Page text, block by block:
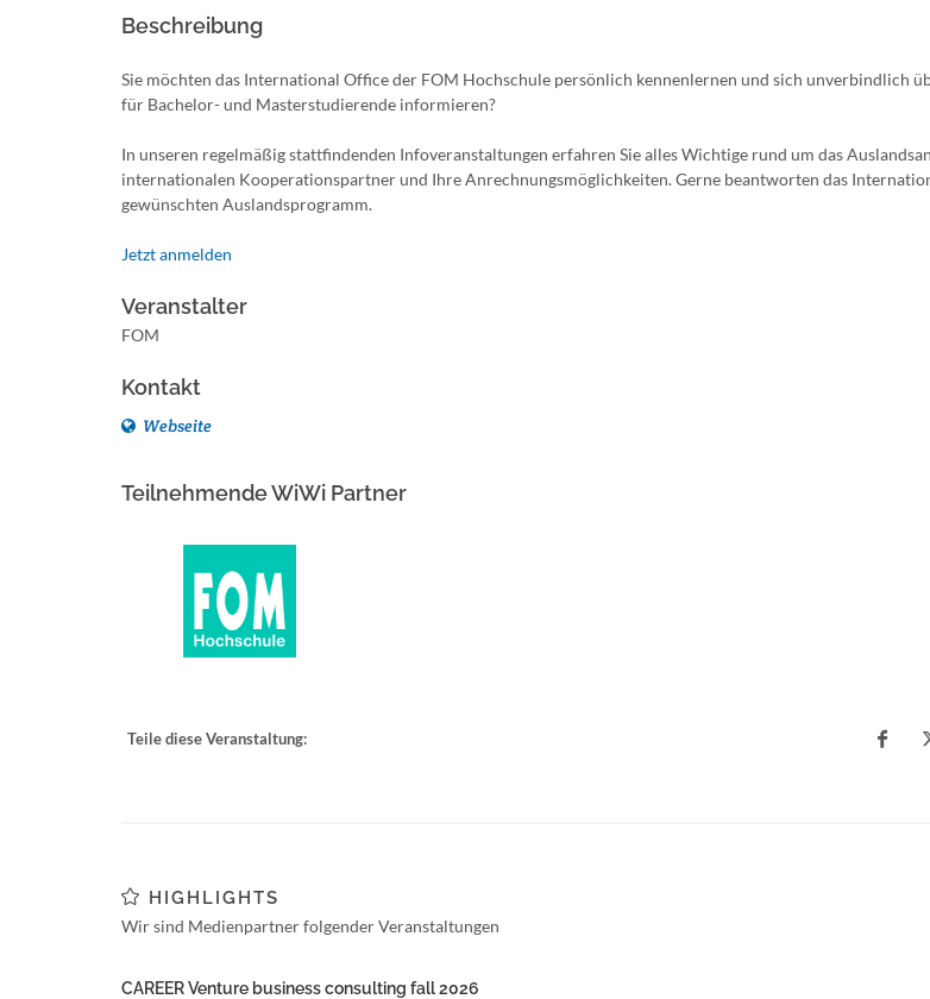
Beschreibung
Sie möchten das International Office der FOM Hochschule persönlich kennenlernen und sich unverbindlich
für Bachelor- und Masterstudierende informieren?
In unseren regelmäßig stattfindenden Infoveranstaltungen erfahren Sie alles Wichtige rund um das
internationalen Kooperationspartner und Ihre Anrechnungsmöglichkeiten. Gerne beantworten das
gewünschten Auslandsprogramm.
Jetzt anmelden
Veranstalter
FOM
Kontakt
Webseite
Teilnehmende WiWi Partner
Teile diese Veranstaltung:
HIGHLIGHTS
Wir sind Medienpartner folgender Veranstaltungen
CAREER Venture business consulting fall 2026